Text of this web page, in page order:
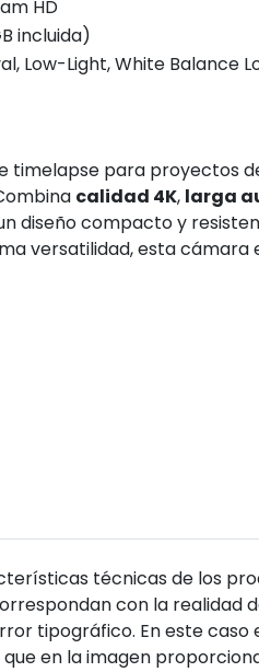
HD
incluida)
Low-Light, White Balance
timelapse para proyectos
calidad 4K, larga
diseño compacto y
versatilidad, esta cámara
técnicas de los
con la
tipográfico. En este
en la imagen